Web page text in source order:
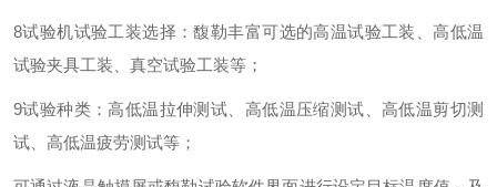
8试验机试验工装选择：馥勒丰富可选的高温试验工装、高低温
试验夹具工装、真空试验工装等；
9试验种类：高低温拉伸测试、高低温压缩测试、高低温剪切测
试、高低温疲劳测试等；